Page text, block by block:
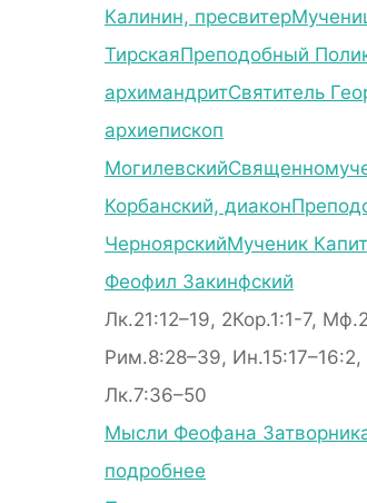
Калинин, пресвитер
ТирскаяПреподобный
архимандритСвятитель
архиепископ
Могилевский
Корбанский, диакон
ЧерноярскийМученик
Феофил Закинфский
Лк.21:12–19, 2Кор.1:1-7,
Рим.8:28–39, Ин.15:17–16:2,
Лк.7:36–50
Мысли Феофана
подробнее